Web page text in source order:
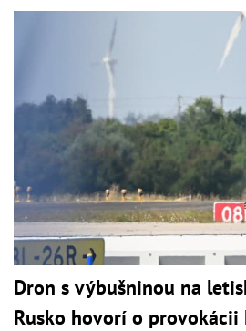
Dron s výbušninou na
Rusko hovorí o provokácii